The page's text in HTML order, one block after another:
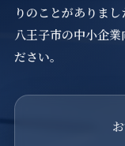
りのことがありまし
八王子市の中小企
ださい。